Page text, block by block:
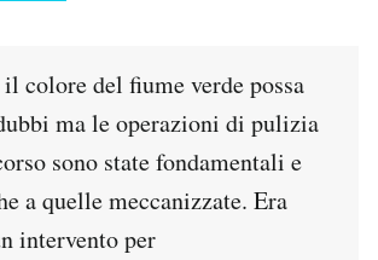
colore del fiume verde possa
ma le operazioni di pulizia
sono state fondamentali e
a quelle meccanizzate. Era
intervento per